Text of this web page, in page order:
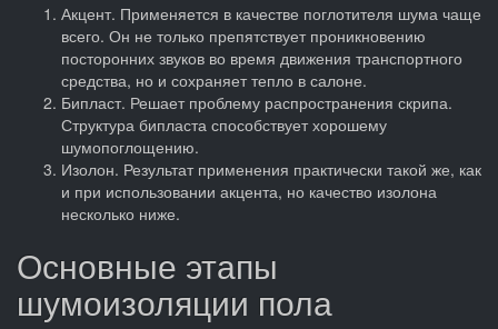
Акцент. Применяется в качестве поглотителя шума чаще
всего. Он не только препятствует проникновению
посторонних звуков во время движения транспортного
средства, но и сохраняет тепло в салоне.
Бипласт. Решает проблему распространения скрипа.
Структура бипласта способствует хорошему
шумопоглощению.
Изолон. Результат применения практически такой же, как
и при использовании акцента, но качество изолона
несколько ниже.
Основные этапы
шумоизоляции пола